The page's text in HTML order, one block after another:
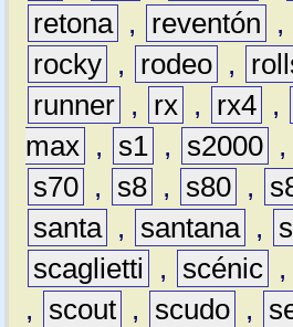
retona , reventón ,
rocky , rodeo ,
runner , rx , rx4 ,
max , s1 , s2000 ,
s70 , s8 , s80 ,
santa , santana ,
scaglietti
, scénic ,
,
scout , scudo ,